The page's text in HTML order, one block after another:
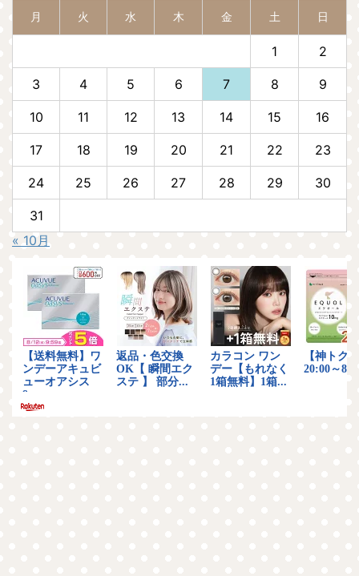
月 火 水 木 金 土 日
1 2
3 4 5 6 7 8 9
10 11 12 13 14 15 16
17 18 19 20 21 22 23
24 25 26 27 28 29 30
31
« 10月